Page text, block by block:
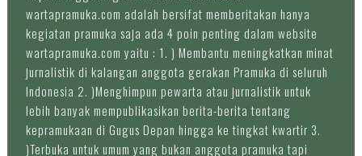
wartapramuka.com adalah bersifat memberitakan hanya
kegiatan pramuka saja ada 4 poin penting dalam website
wartapramuka.com yaitu : 1. ) Membantu meningkatkan minat
jurnalistik di kalangan anggota gerakan Pramuka di seluruh
Indonesia 2. )Menghimpun pewarta atau jurnalistik untuk
lebih banyak mempublikasikan berita-berita tentang
kepramukaan di Gugus Depan hingga ke tingkat kwartir 3.
)Terbuka untuk umum yang bukan anggota pramuka tapi